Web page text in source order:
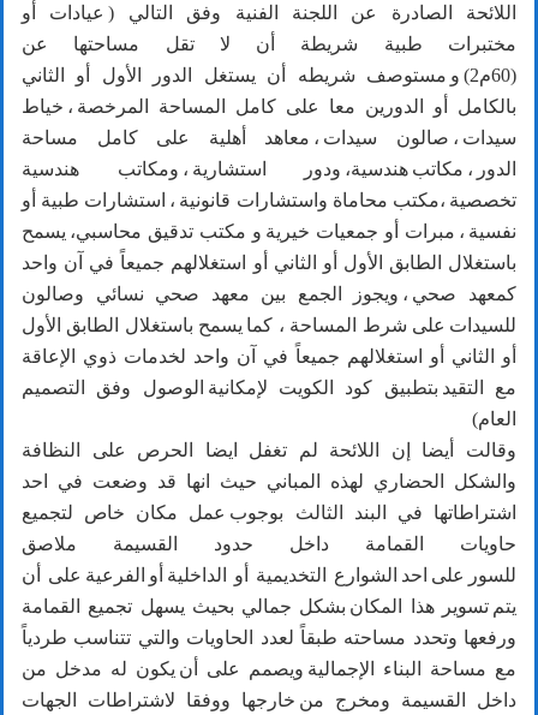
اللائحة الصادرة عن اللجنة الفنية وفق التالي ( عيادات أو
مختبرات طبية شريطة أن لا تقل مساحتها عن
(60م2) و مستوصف شريطه أن يستغل الدور الأول أو الثاني
بالكامل أو الدورين معا على كامل المساحة المرخصة ، خياط
سيدات ، صالون سيدات ، معاهد أهلية على كامل مساحة
الدور ، مكاتب هندسية، ودور استشارية ، ومكاتب هندسية
تخصصية ،مكتب محاماة واستشارات قانونية ، استشارات طبية أو
نفسية ، مبرات أو جمعيات خيرية و مكتب تدقيق محاسبي، يسمح
باستغلال الطابق الأول أو الثاني أو استغلالهم جميعاً في آن واحد
كمعهد صحي ، ويجوز الجمع بين معهد صحي نسائي وصالون
للسيدات على شرط المساحة ، كما يسمح باستغلال الطابق الأول
أو الثاني أو استغلالهم جميعاً في آن واحد لخدمات ذوي الإعاقة
مع التقيد بتطبيق كود الكويت لإمكانية الوصول وفق التصميم
العام)
وقالت أيضا إن اللائحة لم تغفل ايضا الحرص على النظافة
والشكل الحضاري لهذه المباني حيث انها قد وضعت في احد
اشتراطاتها في البند الثالث بوجوب عمل مكان خاص لتجميع
حاويات القمامة داخل حدود القسيمة ملاصق
للسور على احد الشوارع التخديمية أو الداخلية أو الفرعية على أن
يتم تسوير هذا المكان بشكل جمالي بحيث يسهل تجميع القمامة
ورفعها وتحدد مساحته طبقاً لعدد الحاويات والتي تتناسب طردياً
مع مساحة البناء الإجمالية ويصمم على أن يكون له مدخل من
داخل القسيمة ومخرج من خارجها ووفقا لاشتراطات الجهات